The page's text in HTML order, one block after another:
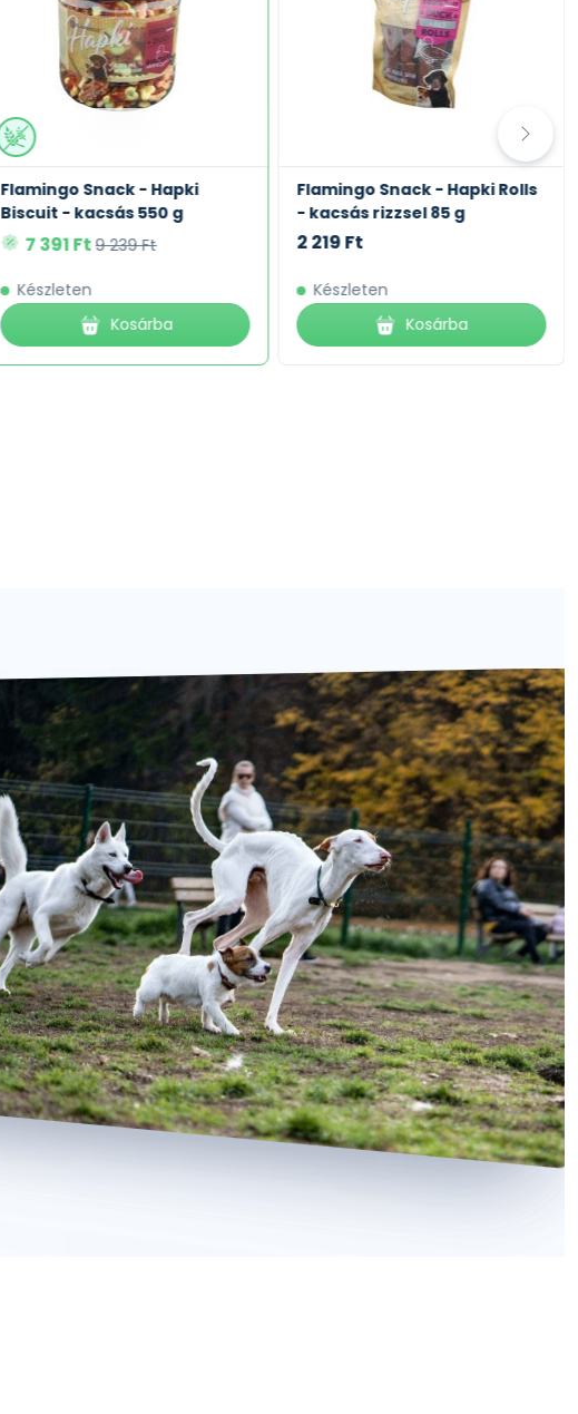
Flamingo Snack - Hapki
Biscuit - kacsás 550 g
7 391 Ft9 239 Ft
Készleten
Kosárba
Flamingo Snack - Hapki Rolls
- kacsás rizzsel 85 g
2 219 Ft
Készleten
Kosárba